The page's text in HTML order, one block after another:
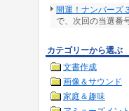
開運！ナンバーズ３
で、次回の当選番
カテゴリーから選ぶ
文書作成
画像＆サウンド
家庭＆趣味